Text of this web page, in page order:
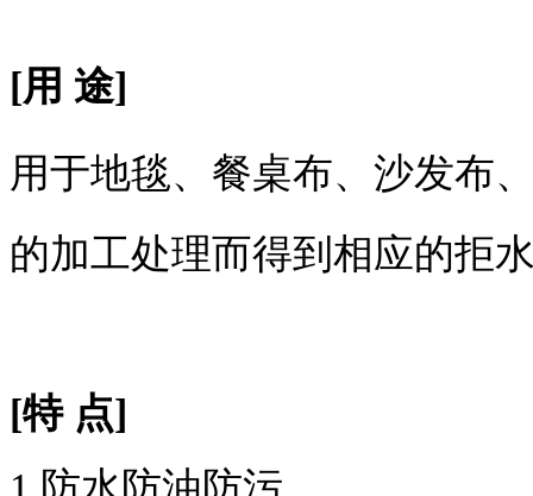
[用 途]
用于地毯、餐桌布、沙发布
的加工处理而得到相应的拒
[特 点]
1.防水防油防污